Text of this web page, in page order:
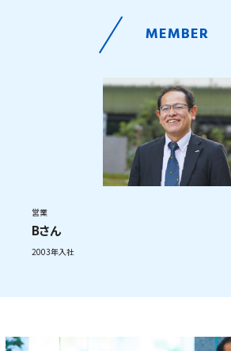
MEMBER
営業
Bさん
2003年入社